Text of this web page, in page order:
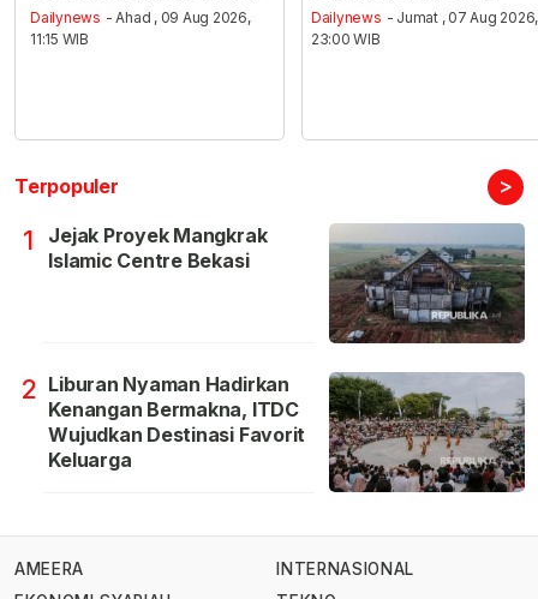
Dailynews - Ahad , 09 Aug 2026,
11:15 WIB
Dailynews - Jumat , 07 Aug 2026,
23:00 WIB
Terpopuler >
1
Jejak Proyek Mangkrak
Islamic Centre Bekasi
2 Liburan Nyaman Hadirkan
Kenangan Bermakna, ITDC
Wujudkan Destinasi Favorit
Keluarga
AMEERA
INTERNASIONAL